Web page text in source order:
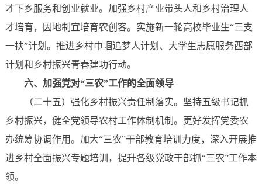
才下乡服务和创业就业。加强乡村产业带头人和乡村治理人
才培育，因地制宜培育农创客。实施新一轮高校毕业生“三支
一扶”计划。推进乡村巾帼追梦人计划、大学生志愿服务西部
计划和乡村振兴青春建功行动。
六、加强党对“三农”工作的全面领导
（二十五）强化乡村振兴责任制落实。坚持五级书记抓
乡村振兴，健全党领导农村工作体制机制。更好发挥党委农
办统筹协调作用。加大“三农”干部教育培训力度，深入开展推
进乡村全面振兴专题培训，提升各级党政干部抓“三农”工作本
领。